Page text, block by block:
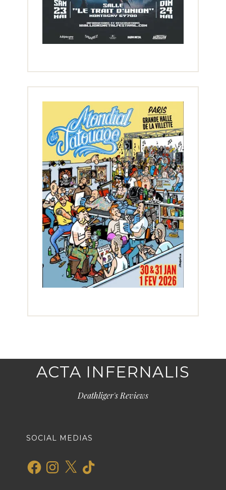
ACTA INFERNALIS
Deathliger's Reviews
SOCIAL MEDIAS
FacebookInstagram
X TikTok